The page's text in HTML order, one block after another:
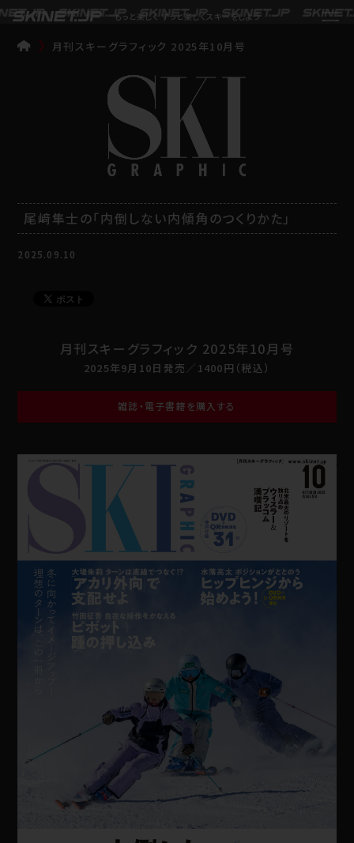
もっと楽しく ずっと楽しくスキーをしよう
TOP
月刊スキーグラフィック 2025年10月号
尾﨑隼士の「内倒しない内傾角のつくりかた」
2025.09.10
月刊スキーグラフィック 2025年10月号
2025年9月10日発売／1400円（税込）
雑誌・電子書籍を購入する